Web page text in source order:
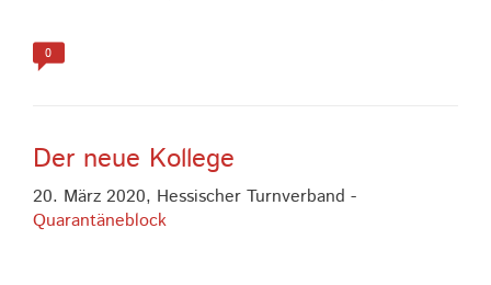
0
Der neue Kollege
20. März 2020, Hessischer Turnverband -
Quarantäneblock